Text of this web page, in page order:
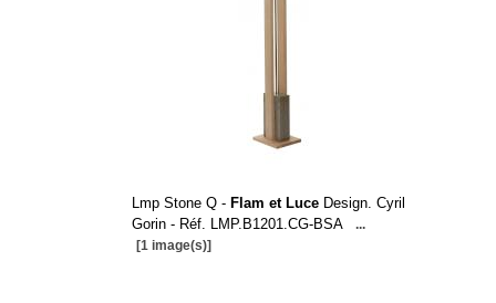
Lmp Stone Q - Flam et LuceDesign. Cyril
Gorin - Réf. LMP.B1201.CG-BSA
...
[1 image(s)]